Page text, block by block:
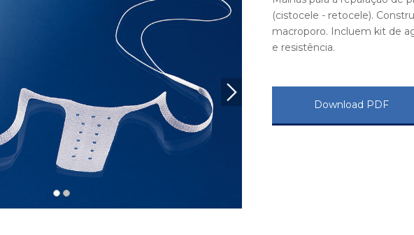
(cistocele - retocele).
macroporo. Incluem kit de
e resistência.
Download PDF